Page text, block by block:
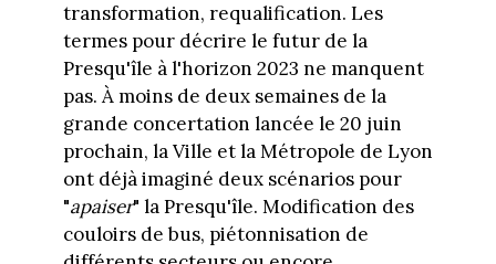
transformation, requalification. Les
termes pour décrire le futur de la
Presqu'île à l'horizon 2023 ne manquent
pas. À moins de deux semaines de la
grande concertation lancée le 20 juin
prochain, la Ville et la Métropole de Lyon
ont déjà imaginé deux scénarios pour
"apaiser" la Presqu'île. Modification des
couloirs de bus, piétonnisation de